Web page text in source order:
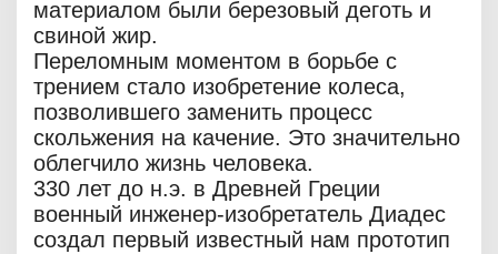
материалом были березовый деготь и
свиной жир.
Переломным моментом в борьбе с
трением стало изобретение колеса,
позволившего заменить процесс
скольжения на качение. Это значительно
облегчило жизнь человека.
330 лет до н.э. в Древней Греции
военный инженер-изобретатель Диадес
создал первый известный нам прототип